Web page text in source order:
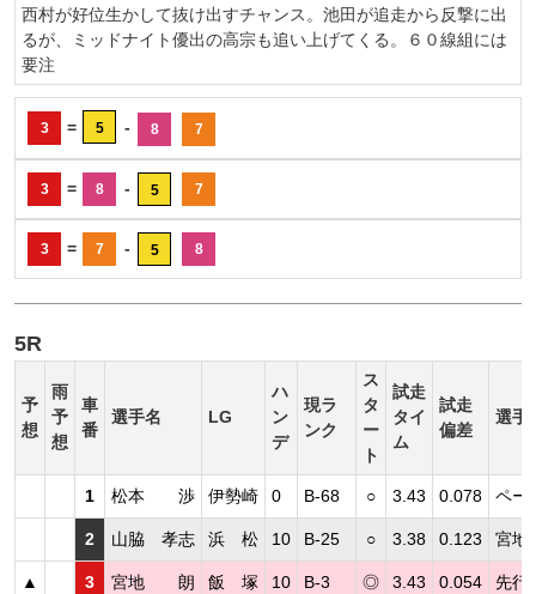
西村が好位生かして抜け出すチャンス。池田が追走から反撃に出
るが、ミッドナイト優出の高宗も追い上げてくる。６０線組には
要注
3 = 5 - 8 7
3 = 8 - 5 7
3 = 7 - 5 8
5R
予
想
雨
予
想
車
番
選手名 LG
ハ
ン
デ
現ラ
ンク
ス
タ
ー
ト
試走
タイ
ム
試走
偏差
選手
1 松本 渉 伊勢崎 0 B-68 ○ 3.43 0.078 ペー
2 山脇 孝志 浜 松 10 B-25 ○ 3.38 0.123 宮地
▲ 3 宮地 朗 飯 塚 10 B-3 ◎ 3.43 0.054 先行